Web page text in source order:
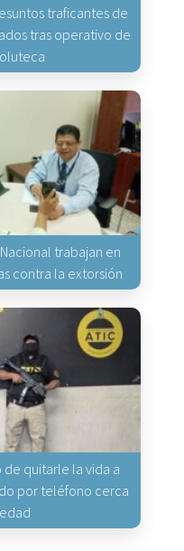
traficantes de
tras operativo de
trabajan en
contra la extorsión
de quitarle la vida a
por teléfono cerca